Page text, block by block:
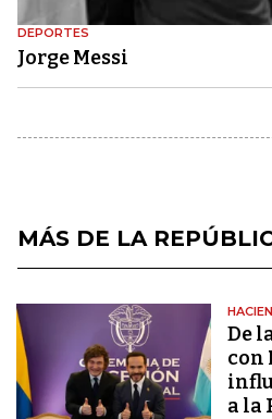
DEPORTES
Jorge Messi
MÁS DE LA
De
con
a la